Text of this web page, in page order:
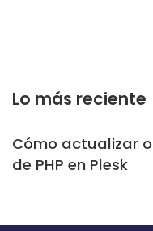
Lo más reciente
Cómo actualizar
de PHP en Plesk